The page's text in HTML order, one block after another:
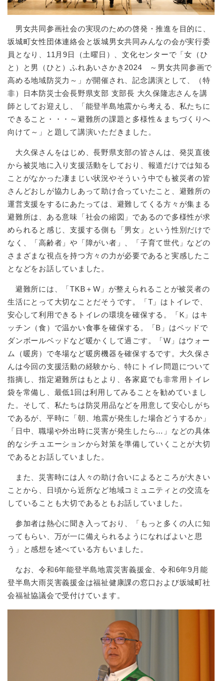
男女共同参画社会の実現のための啓発・推進を目的に、
坂城町女性団体連絡会と坂城男女共同みんなの会が実行委
員となり、11月9日（土曜日）、文化センターで「女（ひ
と）と男（ひと）ふれあいさかき2024 ～男女共同参画で
高める地域防災力～」が開催され、記念講演として、（特
非）日本防災士会長野県支部 支部長 大久保隆志さんを講
師としてお迎えし、「能登半島地震から考える、私たちに
できること・・・～避難所の課題と多様性＆まちづくりへ
向けて～」と題して講演いただきました。
大久保さんをはじめ、長野県支部の皆さんは、発災直後
から被災地に入り支援活動をしており、報道だけでは知る
ことがなかった凄まじい状況やそういう中でも被災者の皆
さんどおしが協力しあって助け合っていたこと、避難所の
運営支援をするにあたっては、避難してくる方々が集まる
避難所は、ある意味「社会の縮図」であるので多様性が求
められると感じ、支援する側も「男女」という性別だけで
なく、「高齢者」や「障がい者」、「子育て世代」などの
さまざまな視点を持つ方々の力が必要であると実感したこ
となどをお話していました。
避難所には、「TKB＋W」が整えられることが被災者の
生活にとって大切なことだそうです。「T」はトイレで、
安心して利用できるトイレの環境を確保する。「K」はキ
ッチン（食）で温かい食事を確保する。「B」はベッドで
ダンボールベッドなど暖かくして過ごす。「W」はウォー
ム（暖房）で冬場など暖房機器を確保するです。大久保さ
んは今回の支援活動の経験から、特にトイレ問題について
指摘し、指定避難所はもとより、各家庭でも非常用トイレ
袋を常備し、最低1回は利用してみることを勧めていまし
た。そして、私たちは防災用品などを用意して安心しがち
であるが、平時に「朝、地震が発生した場合どうするか」
「日中、職場や外出時に災害が発生したら…」などの具体
的なシチュエーションから対策を準備していくことが大切
であるとお話していました。
また、災害時には人々の助け合いによるところが大きい
ことから、日頃から近所など地域コミュニティとの交流を
していることも大切であるともお話していました。
参加者は熱心に聞き入っており、「もっと多くの人に知
ってもらい、万が一に備えられるようになればよいと思
う」と感想を述べている方もいました。
なお、令和6年能登半島地震災害義援金、令和6年9月能
登半島大雨災害義援金は福祉健康課の窓口および坂城町社
会福祉協議会で受付けています。